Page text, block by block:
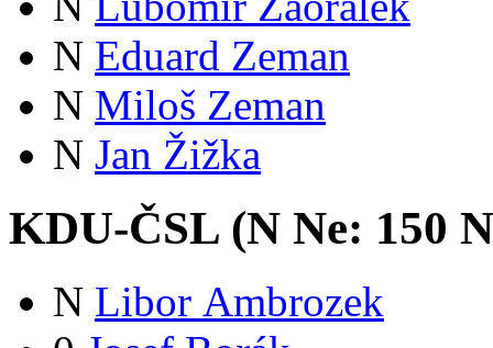
N Eduard Zeman
N Miloš Zeman
N Jan Žižka
KDU-ČSL (N Ne: 150
N Libor Ambrozek